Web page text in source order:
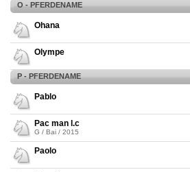
O - PFERDENAME
Ohana
Olympe
P - PFERDENAME
Pablo
Pac man l.c
G / Bai / 2015
Paolo